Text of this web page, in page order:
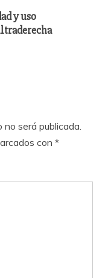
y uso
será publicada.
con *